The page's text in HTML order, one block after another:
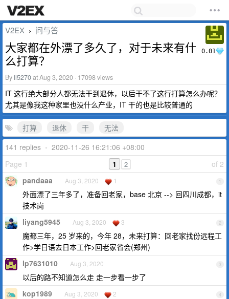
0.01
V2EX › 问与答
大家都在外漂了多久了，对于未来有什
么打算？
By ll5270at Aug 3, 2020 · 17098 views
IT 这行绝大部分人都无法干到退休，以后干不了这行打算怎么办呢？
尤其是像我这种家里也没什么产业，IT 干的也是比较普通的
打算 退休 干
无法
141 replies • 2020-11-26 16:21:06 +08:00
Page 1
of 2
1 2
1
pandaaa Aug 3, 2020 1
外面漂了三年多了，准备回老家，base 北京 --> 回四川成都，it
技术岗
2
liyang5945 Aug 3, 2020 3
魔都三年，25 岁来的，今年 28，未来打算：回老家找份远程工
作>学日语去日本工作>回老家省会(郑州)
3
lp7631010 Aug 3, 2020
以后的路不知道怎么走 走一步看一步了
4
kop1989 Aug 3, 2020 2